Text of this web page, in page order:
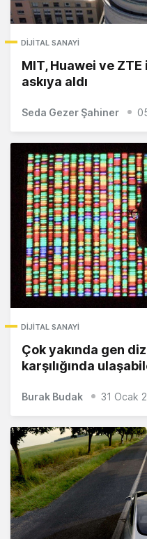
DIJITAL SANAYI
MIT, Huawei ve
askıya aldı
Seda Gezer Şahiner
DIJITAL SANAYI
Çok yakında gen
karşılığında
Burak Budak 31 Ocak